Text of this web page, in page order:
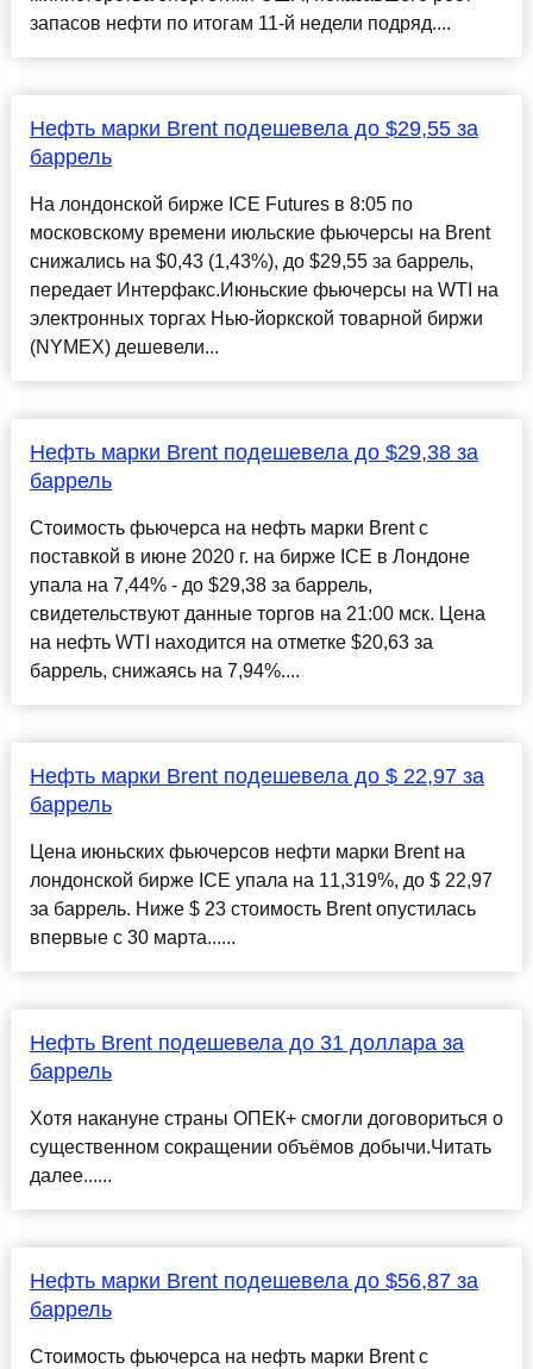
запасов нефти по итогам 11-й недели подряд....
Нефть марки Brent подешевела до $29,55 за
баррель
На лондонской бирже ICE Futures в 8:05 по
московскому времени июльские фьючерсы на Brent
снижались на $0,43 (1,43%), до $29,55 за баррель,
передает Интерфакс.Июньские фьючерсы на WTI на
электронных торгах Нью-йоркской товарной биржи
(NYMEX) дешевели...
Нефть марки Brent подешевела до $29,38 за
баррель
Стоимость фьючерса на нефть марки Brent с
поставкой в июне 2020 г. на бирже ICE в Лондоне
упала на 7,44% - до $29,38 за баррель,
свидетельствуют данные торгов на 21:00 мск. Цена
на нефть WTI находится на отметке $20,63 за
баррель, снижаясь на 7,94%....
Нефть марки Brent подешевела до $ 22,97 за
баррель
Цена июньских фьючерсов нефти марки Brent на
лондонской бирже ICE упала на 11,319%, до $ 22,97
за баррель. Ниже $ 23 стоимость Brent опустилась
впервые с 30 марта......
Нефть Brent подешевела до 31 доллара за
баррель
Хотя накануне страны ОПЕК+ смогли договориться о
существенном сокращении объёмов добычи.Читать
далее......
Нефть марки Brent подешевела до $56,87 за
баррель
Стоимость фьючерса на нефть марки Brent с